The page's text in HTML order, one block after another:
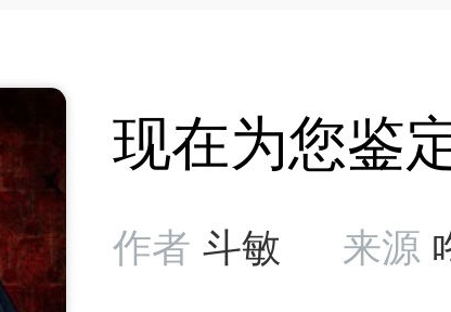
现在为您鉴
作者 斗敏 来源